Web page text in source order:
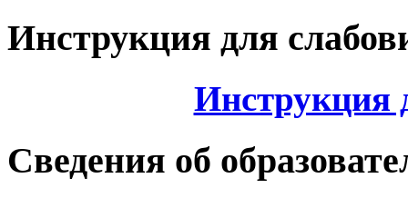
Инструкция для
Инструкция
Сведения об